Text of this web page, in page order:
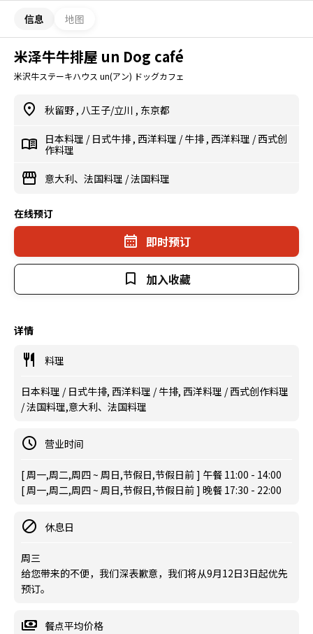
信息 地图
米泽牛牛排屋 un Dog café
米沢牛ステーキハウス un(アン) ドッグカフェ
秋留野 , 八王子/立川 , 东京都
日本料理 / 日式牛排 , 西洋料理 /牛排 , 西洋料理 /西式创
作料理
意大利、法国料理 /法国料理
在线预订
即时预订
加入收藏
详情
料理
日本料理 / 日式牛排, 西洋料理 / 牛排, 西洋料理 / 西式创作料理
/ 法国料理,意大利、法国料理
营业时间
[ 周一,周二,周四 ~ 周日,节假日,节假日前 ] 午餐 11:00 - 14:00
[ 周一,周二,周四 ~ 周日,节假日,节假日前 ] 晚餐 17:30 - 22:00
休息日
周三
给您带来的不便，我们深表歉意，我们将从9月12日3日起优先
预订。
餐点平均价格